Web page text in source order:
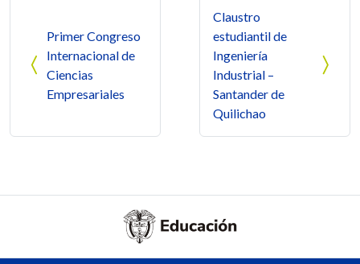
Primer Congreso
Internacional de
Ciencias
Empresariales
Claustro
estudiantil de
Ingeniería
Industrial –
Santander de
Quilichao